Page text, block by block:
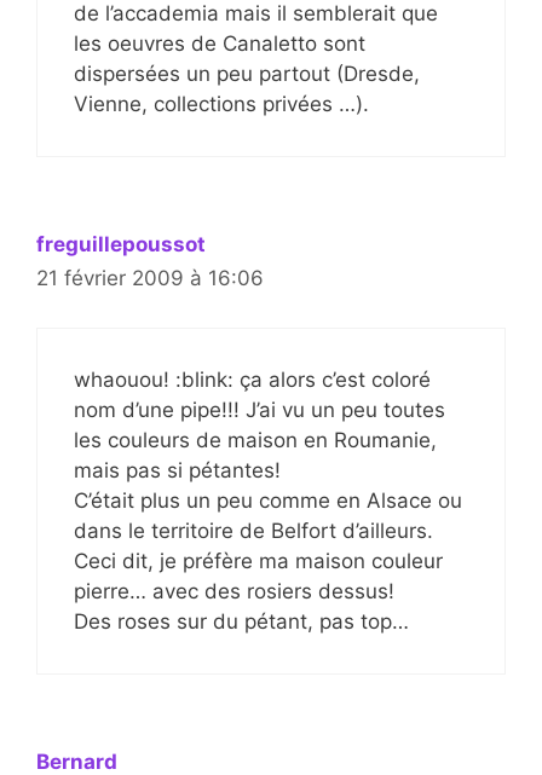
de l’accademia mais il semblerait que
les oeuvres de Canaletto sont
dispersées un peu partout (Dresde,
Vienne, collections privées …).
freguillepoussot
21 février 2009 à 16:06
whaouou! :blink: ça alors c’est coloré
nom d’une pipe!!! J’ai vu un peu toutes
les couleurs de maison en Roumanie,
mais pas si pétantes!
C’était plus un peu comme en Alsace ou
dans le territoire de Belfort d’ailleurs.
Ceci dit, je préfère ma maison couleur
pierre… avec des rosiers dessus!
Des roses sur du pétant, pas top…
Bernard